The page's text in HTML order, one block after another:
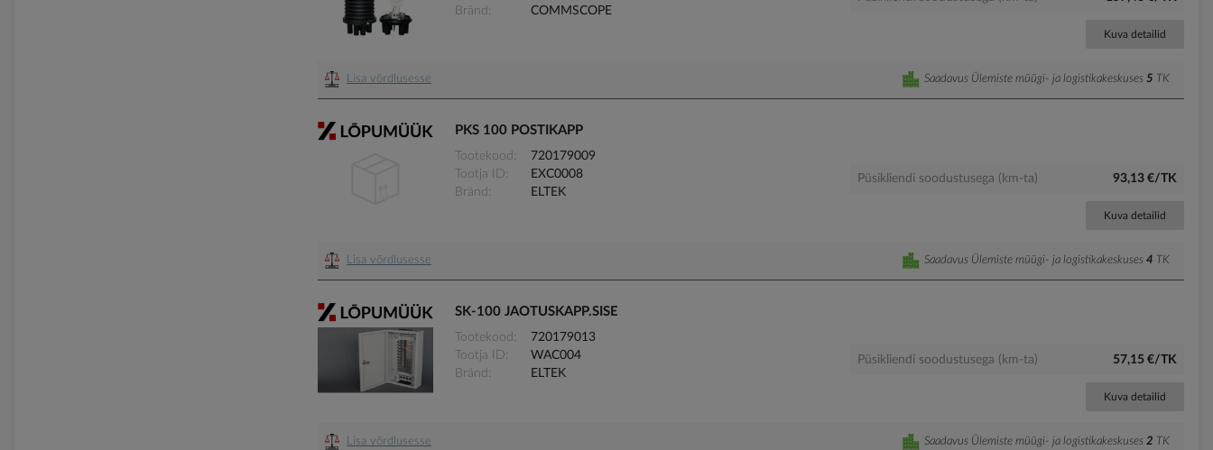
Bränd
COMMSCOPE
Kuva detailid
Lisa võrdlusesse Saadavus Ülemiste müügi- ja logistikakeskuses 5 TK
PKS 100 POSTIKAPP
Tootekood
720179009
Tootja ID
EXC0008
Bränd
ELTEK
Püsikliendi soodustusega (km-ta) 93,13 €/TK
Kuva detailid
Lisa võrdlusesse Saadavus Ülemiste müügi- ja logistikakeskuses 4 TK
SK-100 JAOTUSKAPP.SISE
Tootekood
720179013
Tootja ID
WAC004
Bränd
ELTEK
Püsikliendi soodustusega (km-ta) 57,15 €/TK
Kuva detailid
Lisa võrdlusesse Saadavus Ülemiste müügi- ja logistikakeskuses 2 TK